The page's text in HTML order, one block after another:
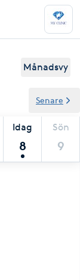
Månadsvy
Idag
8
Sön
9
Senare